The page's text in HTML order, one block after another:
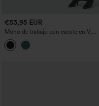
€53,95 EUR
Mono de trabajo con escote en V,
cremallera, mangas largas y bolsillos -
súper fácil